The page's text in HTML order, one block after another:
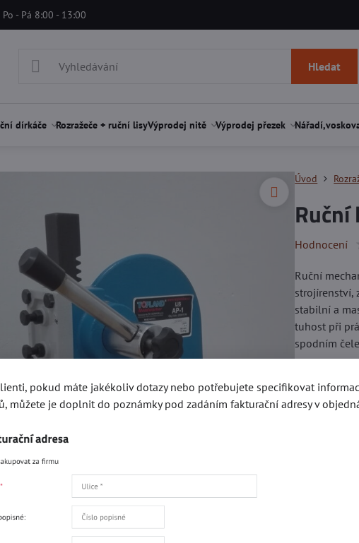
Po - Pá 8:00 - 13:00
Hledat
dírkáče Rozražeče + ruční lisyVýprodej nitě Výprodej přezek
Úvod
Hodnocení
Ruční
strojírenství,
stabilní a
tuhost při
spodním
Lisovací síla
pokud máte jakékoliv dotazy nebo potřebujete specifikovat
můžete je doplnit do poznámky pod zadáním fakturační adresy v